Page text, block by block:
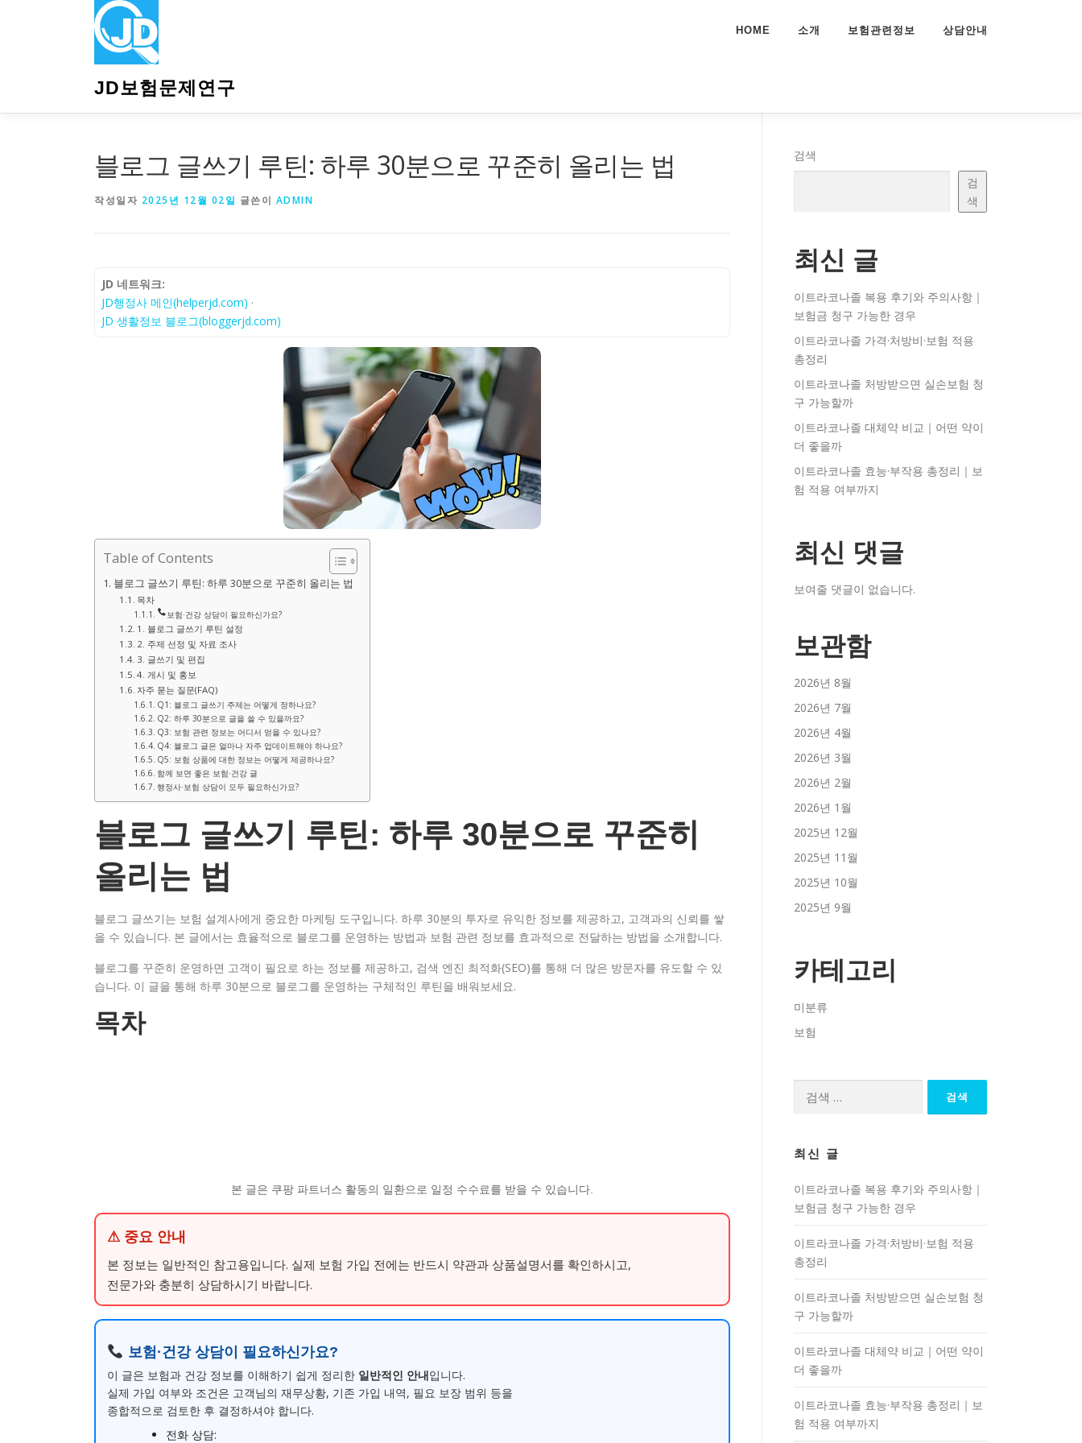
JD보험문제연구
HOME 소개 보험관련정보 상담안내
블로그 글쓰기 루틴: 하루 30분으로 꾸준히 올리는 법
작성일자 2025년 12월 02일 글쓴이 ADMIN
JD 네트워크:
JD행정사 메인(helperjd.com) ·
JD 생활정보 블로그(bloggerjd.com)
Table of Contents
블로그 글쓰기 루틴: 하루 30분으로 꾸준히 올리는 법
목차
보험·건강 상담이 필요하신가요?
1. 블로그 글쓰기 루틴 설정
2. 주제 선정 및 자료 조사
3. 글쓰기 및 편집
4. 게시 및 홍보
자주 묻는 질문(FAQ)
Q1: 블로그 글쓰기 주제는 어떻게 정하나요?
Q2: 하루 30분으로 글을 쓸 수 있을까요?
Q3: 보험 관련 정보는 어디서 얻을 수 있나요?
Q4: 블로그 글은 얼마나 자주 업데이트해야 하나요?
Q5: 보험 상품에 대한 정보는 어떻게 제공하나요?
함께 보면 좋은 보험·건강 글
행정사·보험 상담이 모두 필요하신가요?
블로그 글쓰기 루틴: 하루 30분으로 꾸준히
올리는 법
블로그 글쓰기는 보험 설계사에게 중요한 마케팅 도구입니다. 하루 30분의 투자로 유익한 정보를 제공하고, 고객과의 신뢰를 쌓
을 수 있습니다. 본 글에서는 효율적으로 블로그를 운영하는 방법과 보험 관련 정보를 효과적으로 전달하는 방법을 소개합니다.
블로그를 꾸준히 운영하면 고객이 필요로 하는 정보를 제공하고, 검색 엔진 최적화(SEO)를 통해 더 많은 방문자를 유도할 수 있
습니다. 이 글을 통해 하루 30분으로 블로그를 운영하는 구체적인 루틴을 배워보세요.
목차
본 글은 쿠팡 파트너스 활동의 일환으로 일정 수수료를 받을 수 있습니다.
⚠ 중요 안내
본 정보는 일반적인 참고용입니다. 실제 보험 가입 전에는 반드시 약관과 상품설명서를 확인하시고,
전문가와 충분히 상담하시기 바랍니다.
보험·건강 상담이 필요하신가요?
이 글은 보험과 건강 정보를 이해하기 쉽게 정리한 일반적인 안내입니다.
실제 가입 여부와 조건은 고객님의 재무상황, 기존 가입 내역, 필요 보장 범위 등을
종합적으로 검토한 후 결정하셔야 합니다.
전화 상담:
검색
검
색
최신 글
이트라코나졸 복용 후기와 주의사항｜
보험금 청구 가능한 경우
이트라코나졸 가격·처방비·보험 적용
총정리
이트라코나졸 처방받으면 실손보험 청
구 가능할까
이트라코나졸 대체약 비교｜어떤 약이
더 좋을까
이트라코나졸 효능·부작용 총정리｜보
험 적용 여부까지
최신 댓글
보여줄 댓글이 없습니다.
보관함
2026년 8월
2026년 7월
2026년 4월
2026년 3월
2026년 2월
2026년 1월
2025년 12월
2025년 11월
2025년 10월
2025년 9월
카테고리
미분류
보험
최신 글
이트라코나졸 복용 후기와 주의사항｜
보험금 청구 가능한 경우
이트라코나졸 가격·처방비·보험 적용
총정리
이트라코나졸 처방받으면 실손보험 청
구 가능할까
이트라코나졸 대체약 비교｜어떤 약이
더 좋을까
이트라코나졸 효능·부작용 총정리｜보
험 적용 여부까지